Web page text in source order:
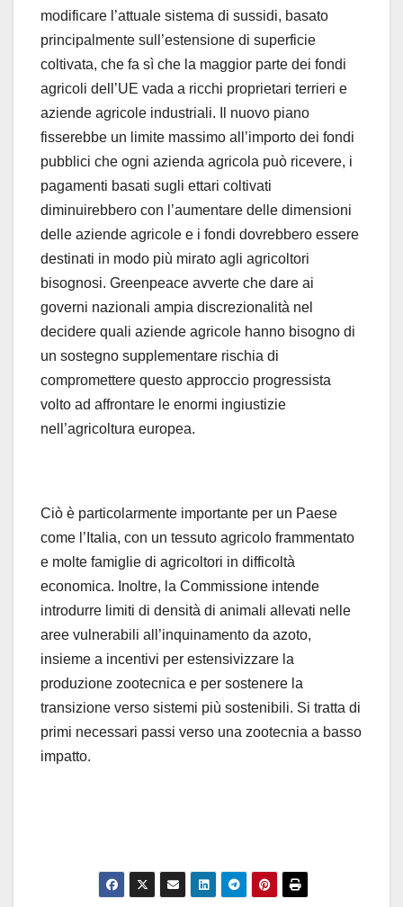
modificare l’attuale sistema di sussidi, basato
principalmente sull’estensione di superficie
coltivata, che fa sì che la maggior parte dei fondi
agricoli dell’UE vada a ricchi proprietari terrieri e
aziende agricole industriali. Il nuovo piano
fisserebbe un limite massimo all’importo dei fondi
pubblici che ogni azienda agricola può ricevere, i
pagamenti basati sugli ettari coltivati
diminuirebbero con l’aumentare delle dimensioni
delle aziende agricole e i fondi dovrebbero essere
destinati in modo più mirato agli agricoltori
bisognosi. Greenpeace avverte che dare ai
governi nazionali ampia discrezionalità nel
decidere quali aziende agricole hanno bisogno di
un sostegno supplementare rischia di
compromettere questo approccio progressista
volto ad affrontare le enormi ingiustizie
nell’agricoltura europea.
Ciò è particolarmente importante per un Paese
come l’Italia, con un tessuto agricolo frammentato
e molte famiglie di agricoltori in difficoltà
economica. Inoltre, la Commissione intende
introdurre limiti di densità di animali allevati nelle
aree vulnerabili all’inquinamento da azoto,
insieme a incentivi per estensivizzare la
produzione zootecnica e per sostenere la
transizione verso sistemi più sostenibili. Si tratta di
primi necessari passi verso una zootecnia a basso
impatto.